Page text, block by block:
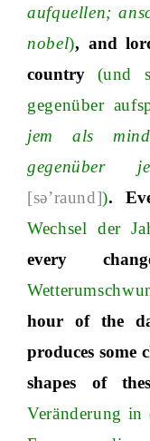
aufquellen;
nobel), and
country
(und
gegenüber
jem als
gegenüber
[sə’raund]).
Wechsel der
every
hour
of the
produces some
shapes
of
Veränderung in